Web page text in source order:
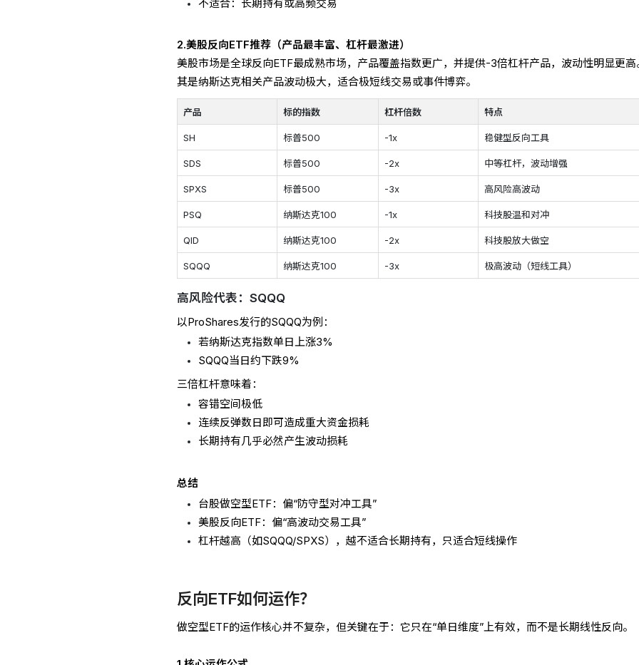
不适合：长期持有或高频交易
2.美股反向ETF推荐 （产品最丰富、杠杆最激进）
美股市场是全球反向ETF最成熟市场，产品覆盖指数更广，并提供-3倍杠杆产品，波动性明显更高
其是纳斯达克相关产品波动极大，适合极短线交易或事件博弈。
产品 标的指数 杠杆倍数 特点
SH 标普500 -1x 稳健型反向工具
SDS 标普500 -2x 中等杠杆，波动增强
SPXS 标普500 -3x 高风险高波动
PSQ 纳斯达克100 -1x 科技股温和对冲
QID 纳斯达克100 -2x 科技股放大做空
SQQQ 纳斯达克100 -3x 极高波动（短线工具）
高风险代表：SQQQ
以ProShares发行的SQQQ为例：
若纳斯达克指数单日上涨3%
SQQQ当日约下跌9%
三倍杠杆意味着：
容错空间极低
连续反弹数日即可造成重大资金损耗
长期持有几乎必然产生波动损耗
总结
台股做空型ETF：偏“防守型对冲工具”
美股反向ETF：偏“高波动交易工具”
杠杆越高（如SQQQ/SPXS），越不适合长期持有，只适合短线操作
反向ETF如何运作？
做空型ETF的运作核心并不复杂，但关键在于：它只在“单日维度”上有效，而不是长期线性反向。